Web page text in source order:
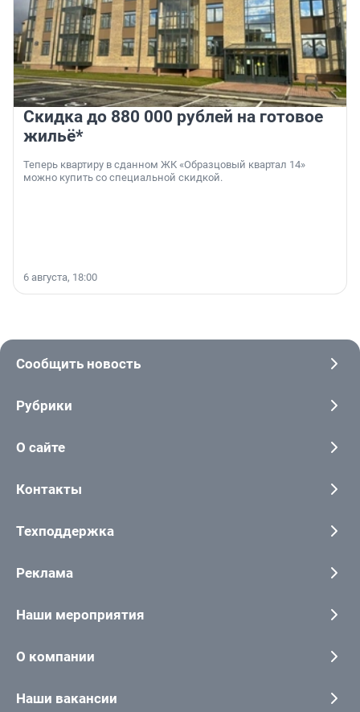
Скидка до 880 000 рублей на готовое
жильё*
Теперь квартиру в сданном ЖК «Образцовый квартал 14»
можно купить со специальной скидкой.
6 августа, 18:00
Сообщить новость
Рубрики
О сайте
Контакты
Техподдержка
Реклама
Наши мероприятия
О компании
Наши вакансии